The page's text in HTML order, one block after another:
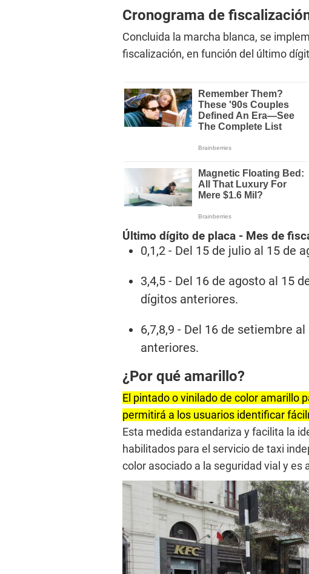
Cronograma de
Concluida la marcha blanca, se
fiscalización, en función del último
Último dígito de placa - Mes de
0,1,2 - Del 15 de julio al 15 de
3,4,5 - Del 16 de agosto al 15
dígitos anteriores.
6,7,8,9 - Del 16 de setiembre
anteriores.
¿Por qué amarillo?
El pintado o vinilado de color amarillo
permitirá a los usuarios identificar
Esta medida estandariza y facilita la
habilitados para el servicio de taxi
color asociado a la seguridad vial y